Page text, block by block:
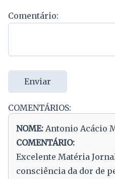
Comentário:
Enviar
COMENTÁRIOS:
NOME: Antonio Acácio
COMENTÁRIO:
Excelente Matéria
consciência da dor de